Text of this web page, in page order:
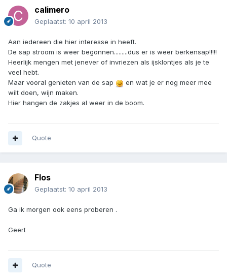
calimero
Geplaatst: 10 april 2013
Aan iedereen die hier interesse in heeft.
De sap stroom is weer begonnen.........dus er is weer berkensap!!!!!
Heerlijk mengen met jenever of invriezen als ijsklontjes als je te
veel hebt.
Maar vooral genieten van de sap
en wat je er nog meer mee
wilt doen, wijn maken.
Hier hangen de zakjes al weer in de boom.
Quote
Flos
Geplaatst: 10 april 2013
Ga ik morgen ook eens proberen .
Geert
Quote